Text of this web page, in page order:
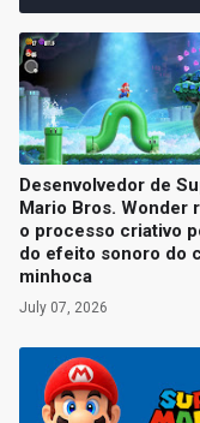
Desenvolvedor de
Mario Bros. Wonder
o processo criativo
do efeito sonoro do
minhoca
July 07, 2026